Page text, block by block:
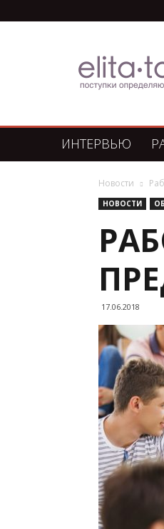
Сегодня
ИНТЕРВЬЮ
Новости
НОВОСТИ
17.06.2018